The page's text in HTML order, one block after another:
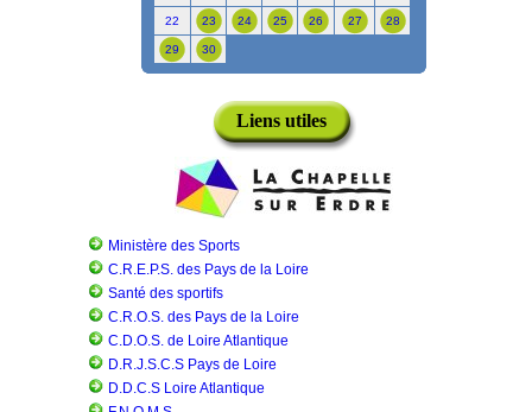
22 23 24 25 26 27 28
29 30
Liens utiles
Ministère des Sports
C.R.E.P.S. des Pays de la Loire
Santé des sportifs
C.R.O.S. des Pays de la Loire
C.D.O.S. de Loire Atlantique
D.R.J.S.C.S Pays de Loire
D.D.C.S Loire Atlantique